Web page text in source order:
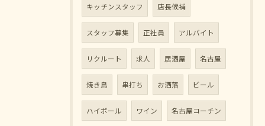
キッチンスタッフ 店長候補
スタッフ募集 正社員 アルバイト
リクルート 求人 居酒屋 名古屋
焼き鳥 串打ち お洒落 ビール
ハイボール ワイン 名古屋コーチン